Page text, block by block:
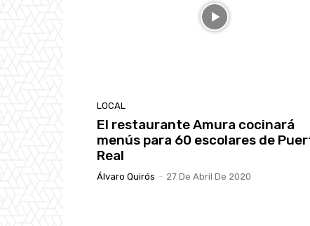
LOCAL
El restaurante Amura cocinará
menús para 60 escolares de
Real
Álvaro Quirós - 27 De Abril De 2020